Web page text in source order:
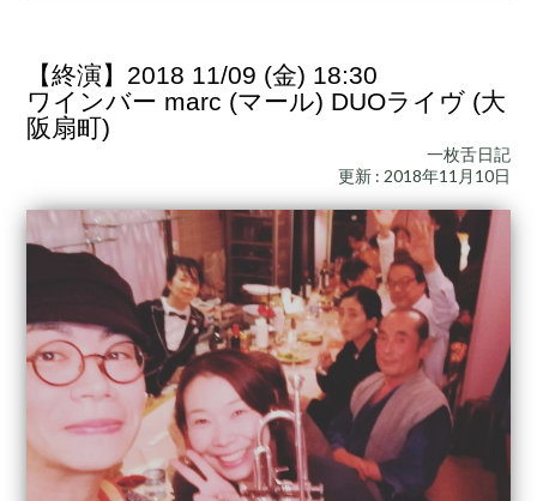
【終演】2018 11/09 (金) 18:30
ワインバー marc (マール) DUOライヴ (大
阪扇町)
一枚舌日記
更新 : 2018年11月10日